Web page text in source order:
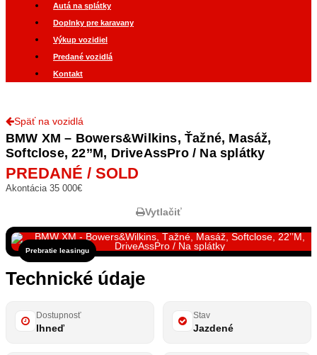
Autá na splátky
Doplnky pre karavany
Výkup vozidiel
Predané vozidlá
Kontakt
Späť na vozidlá
BMW XM – Bowers&Wilkins, Ťažné, Masáž,
Softclose, 22’’M, DriveAssPro / Na splátky
PREDANÉ / SOLD
Akontácia 35 000€
Vytlačiť
Prebratie leasingu
Technické údaje
Dostupnosť
Ihneď
Stav
Jazdené